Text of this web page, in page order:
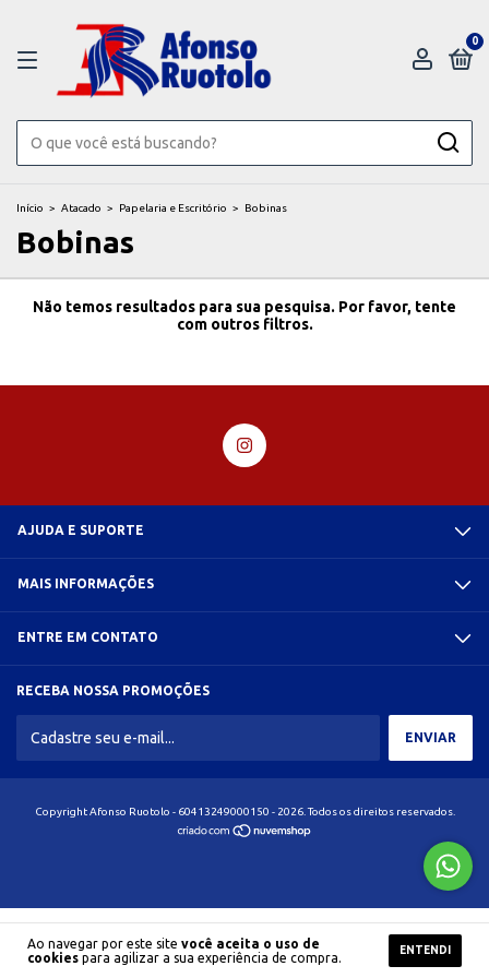
0
Ao navegar por este site você aceita o uso de
cookies para agilizar a sua experiência de compra.
ENTENDI
Início > Atacado > Papelaria e Escritório > Bobinas
Bobinas
Não temos resultados para sua pesquisa. Por favor, tente
com outros filtros.
AJUDA E SUPORTE
MAIS INFORMAÇÕES
ENTRE EM CONTATO
RECEBA NOSSA PROMOÇÕES
Copyright Afonso Ruotolo - 60413249000150 - 2026. Todos os direitos reservados.